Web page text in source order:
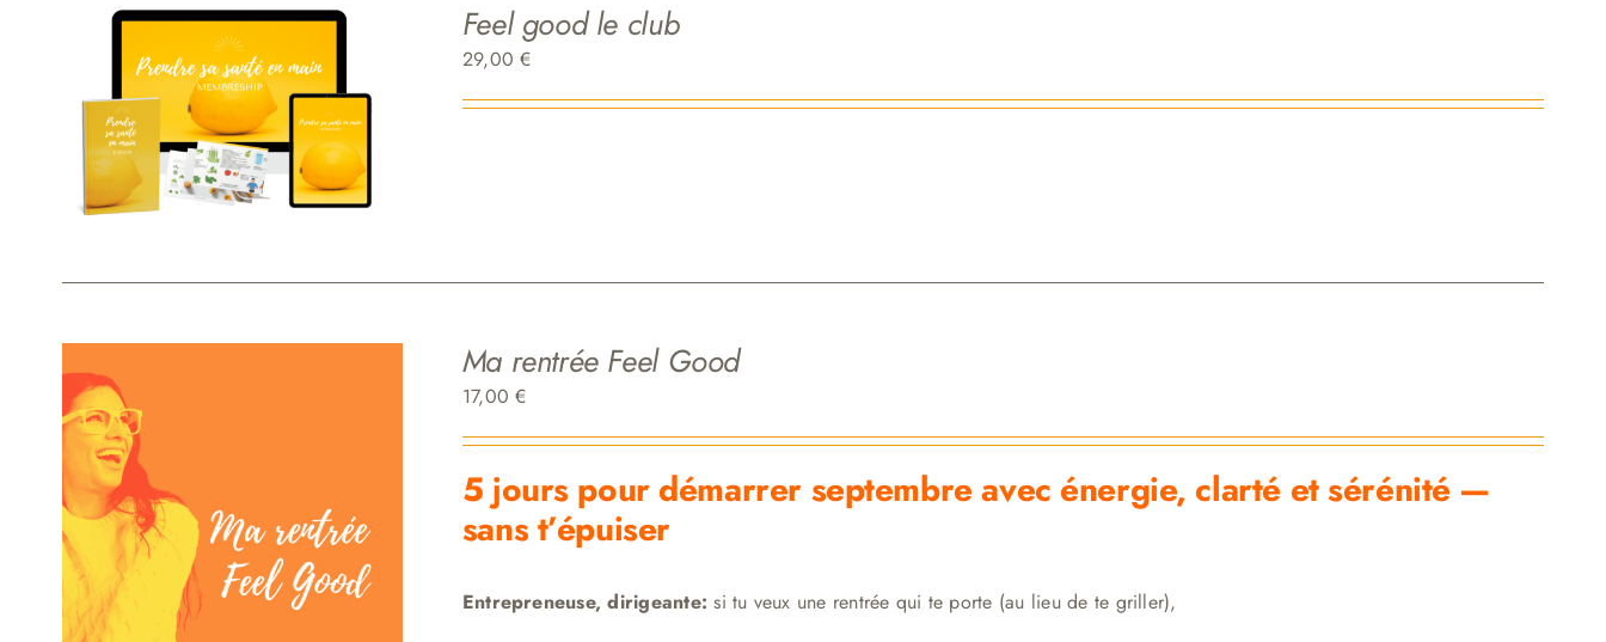
Feel good le club
29,00€
Ma rentrée Feel Good
17,00€
5 jours pour démarrer septembre avec énergie, clarté et sérénité —
sans t’épuiser
Entrepreneuse, dirigeante: si tu veux une rentrée qui te porte (au lieu de te griller),